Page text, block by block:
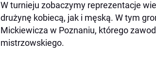
W turnieju zobaczymy reprezentacje
drużynę kobiecą, jak i męską. W tym
Mickiewicza w Poznaniu, którego
mistrzowskiego.